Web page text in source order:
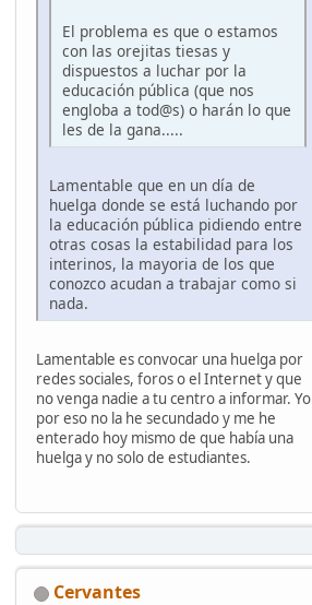
El problema es que o estamos
con las orejitas tiesas y
dispuestos a luchar por la
educación pública (que nos
engloba a tod@s) o harán lo que
les de la gana.....
Lamentable que en un día de
huelga donde se está luchando por
la educación pública pidiendo entre
otras cosas la estabilidad para los
interinos, la mayoria de los que
conozco acudan a trabajar como si
nada.
Lamentable es convocar una huelga por
redes sociales, foros o el Internet y que
no venga nadie a tu centro a informar. Yo
por eso no la he secundado y me he
enterado hoy mismo de que había una
huelga y no solo de estudiantes.
Cervantes